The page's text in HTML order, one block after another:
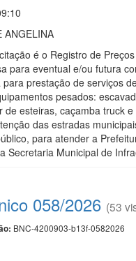
ANGELINA
é o Registro de
para eventual e/ou futura
prestação de serviços
pesados:
de esteiras, caçamba truck e
das estradas
para atender a
Secretaria Municipal de
058/2026 (53
BNC-4200903-b13f-0582026